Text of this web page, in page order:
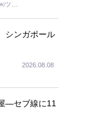
ツー
シンガポール
2026.08.08
―セブ線に11